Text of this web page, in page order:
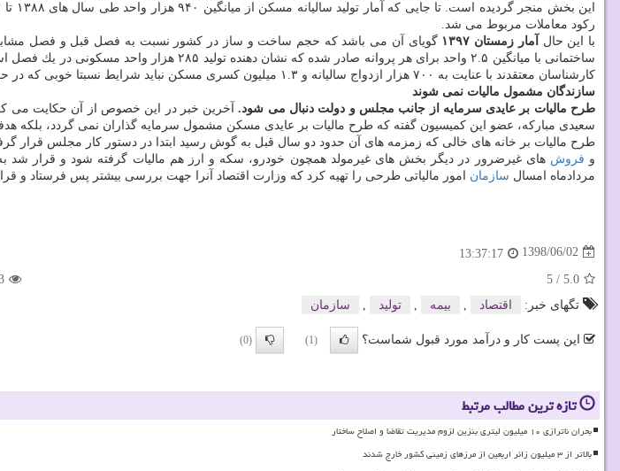
ركود معاملات مربوط می شد.
با این حال
آمار زمستان ۱۳۹۷
كارشناسان معتقدند با عنایت به ۷۰۰ هزار ازدواج سالیانه و ۱.۳ میلیون كسری مسكن نباید شرایط نسبتا خوبی كه در حوزه ساخت و ساز بوجود آمده را دستخوش تهدید كرد.
سازندگان مشمول مالیات نمی شوند
طرح مالیات بر عایدی سرمایه از جانب مجلس و دولت دنبال می شود.
سعیدی مباركه، عضو این كمیسیون گفته كه طرح مالیات بر عایدی مسكن مشمول سرمایه گذاران نمی گردد، بلكه
طرح مالیات بر خانه های خالی كه زمزمه های آن حدود دو سال قبل به گوش رسید ابتدا در دستور كار مجلس قرار
و فروش های غیرضرور در دیگر بخش های غیرمولد همچون خودرو، سكه و ارز هم مالیات گرفته شود و قرار
مردادماه امسال سازمان امور مالیاتی طرحی را تهیه كرد كه وزارت اقتصاد آنرا جهت بررسی بیشتر پس فرستاد و
1398/06/02
13:37:17
5.0
/
5
تگهای خبر:
اقتصاد بیمه تولید سازمان
این پست کار و درآمد مورد قبول شماست؟ (1)
(0)
تازه ترین مطالب مرتبط
بحران ناترازی ۱۰ میلیون لیتری بنزین لزوم مدیریت تقاضا و اصلاح ساختار
بالاتر از ۳ میلیون زائر اربعین از مرزهای زمینی کشور خارج شدند